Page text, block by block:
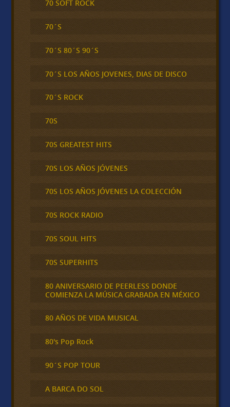
70 SOFT ROCK
70´S
70´S 80´S 90´S
70´S LOS AÑOS JOVENES, DIAS DE DISCO
70´S ROCK
70S
70S GREATEST HITS
70S LOS AÑOS JÓVENES
70S LOS AÑOS JÓVENES LA COLECCIÓN
70S ROCK RADIO
70S SOUL HITS
70S SUPERHITS
80 ANIVERSARIO DE PEERLESS DONDE
COMIENZA LA MÚSICA GRABADA EN MÉXICO
80 AÑOS DE VIDA MUSICAL
80's Pop Rock
90´S POP TOUR
A BARCA DO SOL